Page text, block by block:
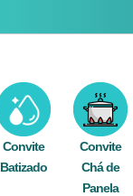
Convite
Batizado
Convite
Chá de
Panela